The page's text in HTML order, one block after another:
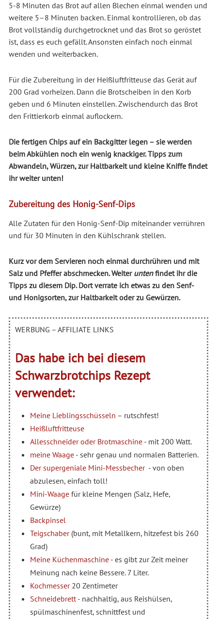
5-8 Minuten das Brot auf allen Blechen einmal wenden und
weitere 5–8 Minuten backen. Einmal kontrollieren, ob das
Brot vollständig durchgetrocknet und das Brot so geröstet
ist, dass es euch gefällt. Ansonsten einfach noch einmal
wenden und weiterbacken.
Für die Zubereitung in der Heißluftfritteuse das Gerät auf
200 Grad vorheizen. Dann die Brotscheiben in den Korb
geben und 6 Minuten einstellen. Zwischendurch das Brot
den Frittierkorb einmal auflockern.
Die fertigen Chips auf ein Backgitter legen – sie werden
beim Abkühlen noch ein wenig knackiger. Tipps zum
Abwandeln, Würzen, zur Haltbarkeit und kleine Kniffe findet
ihr weiter unten!
Zubereitung des Honig-Senf-Dips
Alle Zutaten für den Honig-Senf-Dip miteinander verrühren
und für 30 Minuten in den Kühlschrank stellen.
Kurz vor dem Servieren noch einmal durchrühren und mit
Salz und Pfeffer abschmecken. Weiter untenfindet ihr die
Tipps zu diesem Dip. Dort verrate ich etwas zu den Senf-
und Honigsorten, zur Haltbarkeit oder zu Gewürzen.
WERBUNG – AFFILIATE LINKS
Das habe ich bei diesem
Schwarzbrotchips Rezept
verwendet:
Meine Lieblingsschüsseln – rutschfest!
Heißluftfritteuse
Allesschneider oder Brotmaschine- mit 200 Watt.
meine Waage- sehr genau und normalen Batterien.
Der supergeniale Mini-Messbecher - von oben
abzulesen, einfach toll!
Mini-Waagefür kleine Mengen (Salz, Hefe,
Gewürze)
Backpinsel
Teigschaber(bunt, mit Metallkern, hitzefest bis 260
Grad)
Meine Küchenmaschine- es gibt zur Zeit meiner
Meinung nach keine Bessere. 7 Liter.
Kochmesser20 Zentimeter
Schneidebrett- nachhaltig, aus Reishülsen,
spülmaschinenfest, schnittfest und